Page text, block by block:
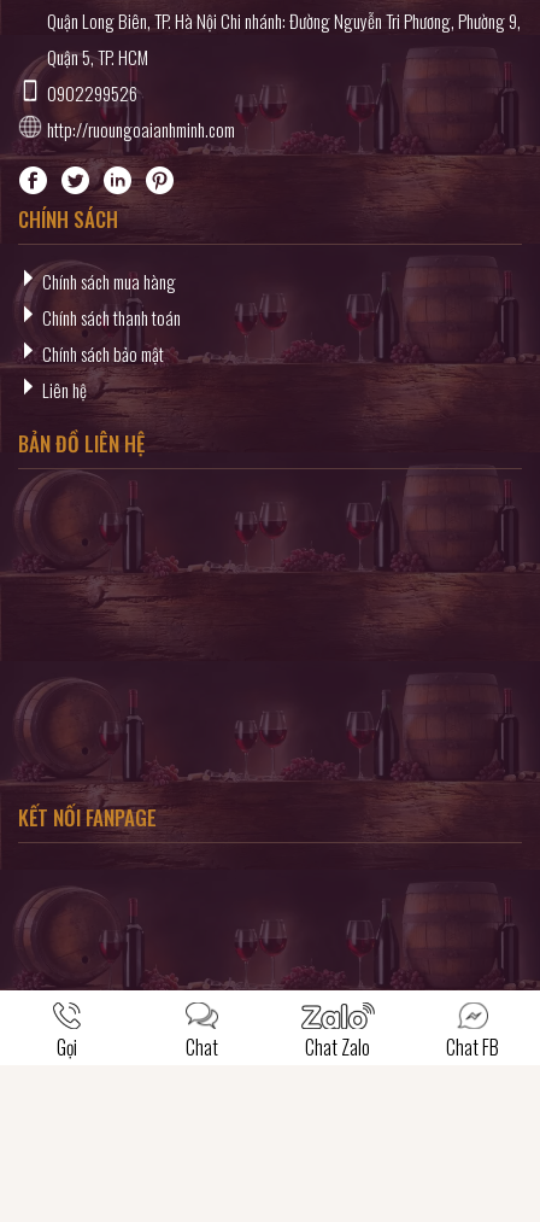
Quận Long Biên, TP. Hà Nội Chi nhánh: Đường Nguyễn Tri Phương, Phường 9,
Quận 5, TP. HCM
0902299526
http://ruoungoaianhminh.com
CHÍNH SÁCH
Chính sách mua hàng
Chính sách thanh toán
Chính sách bảo mật
Liên hệ
BẢN ĐỒ LIÊN HỆ
KẾT NỐI FANPAGE
Gọi Chat Chat Zalo Chat FB